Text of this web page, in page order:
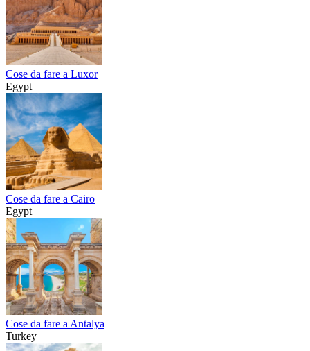
Cose da fare a Luxor
Egypt
Cose da fare a Cairo
Egypt
Cose da fare a Antalya
Turkey